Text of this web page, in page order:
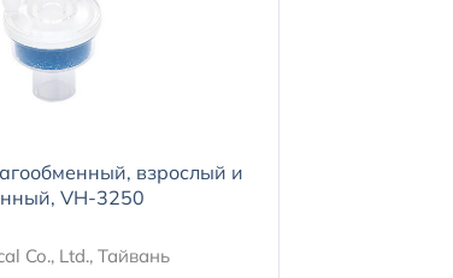
взрослый и
VH-3250
Co., Ltd., Тайвань